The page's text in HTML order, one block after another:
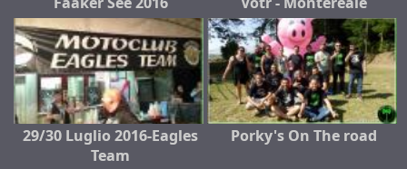
29/30 Luglio 2016-Eagles
Team
Porky's On The road